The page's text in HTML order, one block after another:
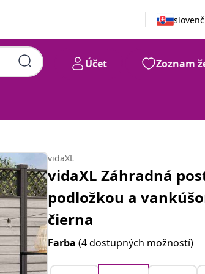
Účet Zoznam
vidaXL
vidaXL Záhradná
podložkou a
čierna
Farba(4 dostupných možností)